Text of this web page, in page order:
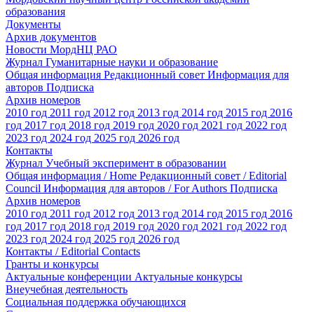
образования
Документы
Архив документов
Новости МордНЦ РАО
Журнал Гуманитарные науки и образование
Общая информация Редакционный совет Информация для
авторов Подписка
Архив номеров
2010 год 2011 год 2012 год 2013 год 2014 год 2015 год 2016
год 2017 год 2018 год 2019 год 2020 год 2021 год 2022 год
2023 год 2024 год 2025 год 2026 год
Контакты
Журнал Учебный эксперимент в образовании
Общая информация / Home Редакционный совет / Editorial
Council Информация для авторов / For Authors Подписка
Архив номеров
2010 год 2011 год 2012 год 2013 год 2014 год 2015 год 2016
год 2017 год 2018 год 2019 год 2020 год 2021 год 2022 год
2023 год 2024 год 2025 год 2026 год
Контакты / Editorial Contacts
Гранты и конкурсы
Актуальные конференции Актуальные конкурсы
Внеучебная деятельность
Социальная поддержка обучающихся